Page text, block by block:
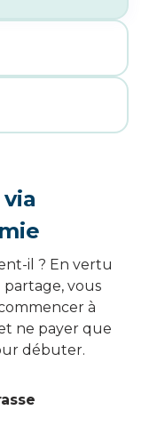
il ? En vertu
vous
à
ne payer que
débuter.